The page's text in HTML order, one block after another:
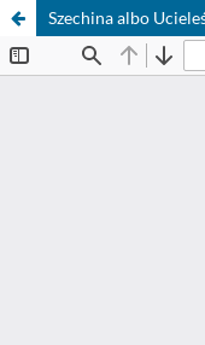
Szechina albo